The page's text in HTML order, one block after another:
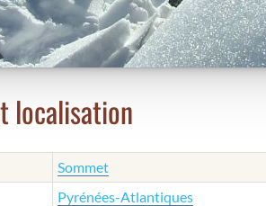
localisation
Sommet
Pyrénées-Atlantiques